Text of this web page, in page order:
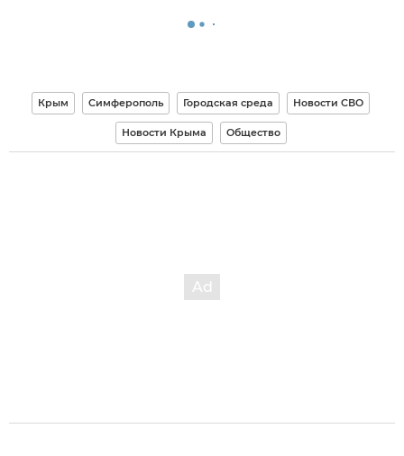
Крым Симферополь Городская среда Новости СВО
Новости Крыма Общество